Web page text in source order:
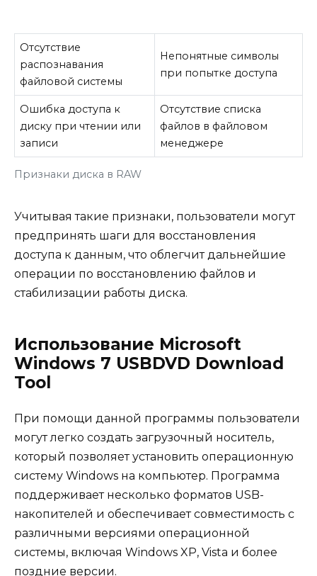
Признаки диска в RAW
Отсутствие
распознавания
файловой системы
Непонятные символы
при попытке доступа
Ошибка доступа к
диску при чтении или
записи
Отсутствие списка
файлов в файловом
менеджере
Учитывая такие признаки, пользователи могут
предпринять шаги для восстановления
доступа к данным, что облегчит дальнейшие
операции по восстановлению файлов и
стабилизации работы диска.
Использование Microsoft
Windows 7 USBDVD Download
Tool
При помощи данной программы пользователи
могут легко создать загрузочный носитель,
который позволяет установить операционную
систему Windows на компьютер. Программа
поддерживает несколько форматов USB-
накопителей и обеспечивает совместимость с
различными версиями операционной
системы, включая Windows XP, Vista и более
поздние версии.